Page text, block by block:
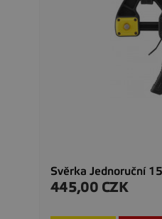
Svěrka Jednoruční
Precio
445,00 CZK